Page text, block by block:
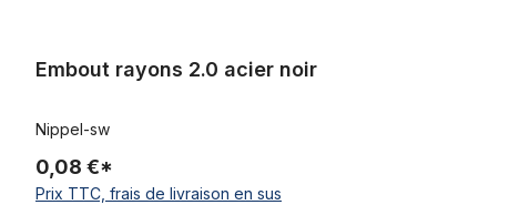
Embout rayons 2.0 acier noir
Nippel-sw
0,08 €*
Prix TTC, frais de livraison en sus